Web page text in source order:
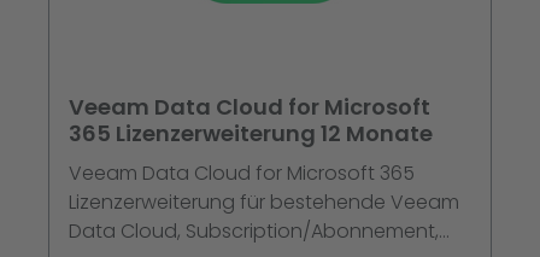
Veeam Data Cloud for Microsoft
365 Lizenzerweiterung 12 Monate
Veeam Data Cloud for Microsoft 365
Lizenzerweiterung für bestehende Veeam
Data Cloud, Subscription/Abonnement,